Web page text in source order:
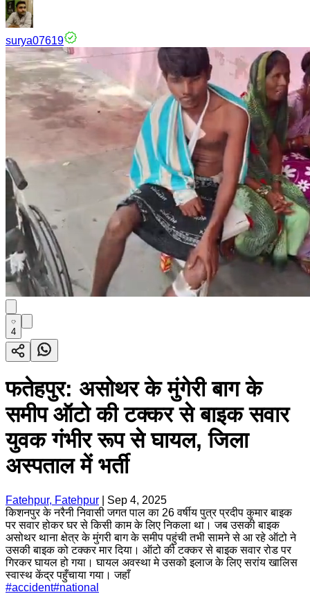
surya07619
4
फतेहपुर: असोथर के मुंगेरी बाग के
समीप ऑटो की टक्कर से बाइक सवार
युवक गंभीर रूप से घायल, जिला
अस्पताल में भर्ती
Fatehpur, Fatehpur
Sep 4, 2025
किशनपुर के नरैनी निवासी जगत पाल का 26 वर्षीय पुत्र प्रदीप कुमार बाइक
पर सवार होकर घर से किसी काम के लिए निकला था। जब उसकी बाइक
असोथर थाना क्षेत्र के मुंगरी बाग के समीप पहुंची तभी सामने से आ रहे ऑटो ने
उसकी बाइक को टक्कर मार दिया। ऑटो की टक्कर से बाइक सवार रोड पर
गिरकर घायल हो गया। घायल अवस्था मे उसको इलाज के लिए सरांय खालिस
स्वास्थ केंद्र पहुँचाया गया। जहाँ
#accident#national